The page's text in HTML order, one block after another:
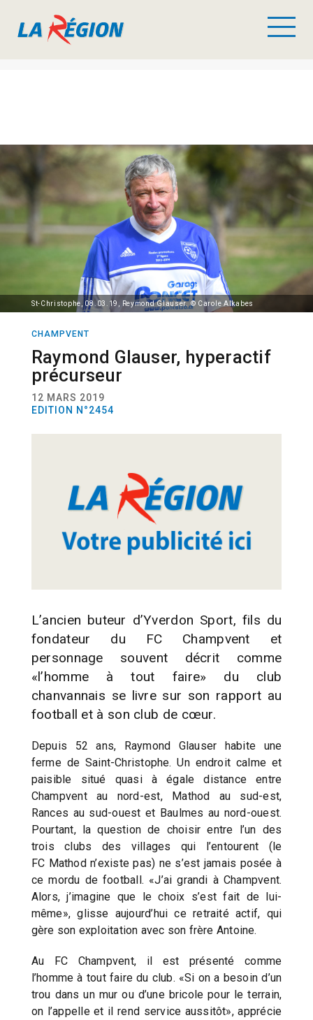
St-Christophe, 08.03.19, Reymond Glauser. © Carole Alkabes
CHAMPVENT
Raymond Glauser, hyperactif
précurseur
12 MARS 2019
EDITION N°2454
L’ancien buteur d’Yverdon Sport, fils du
fondateur du FC Champvent et
personnage souvent décrit comme
«l’homme à tout faire» du club
chanvannais se livre sur son rapport au
football et à son club de cœur.
Depuis 52 ans, Raymond Glauser habite une
ferme de Saint-Christophe. Un endroit calme et
paisible situé quasi à égale distance entre
Champvent au nord-est, Mathod au sud-est,
Rances au sud-ouest et Baulmes au nord-ouest.
Pourtant, la question de choisir entre l’un des
trois clubs des villages qui l’entourent (le
FC Mathod n’existe pas) ne s’est jamais posée à
ce mordu de football. «J’ai grandi à Champvent.
Alors, j’imagine que le choix s’est fait de lui-
même», glisse aujourd’hui ce retraité actif, qui
gère son exploitation avec son frère Antoine.
Au FC Champvent, il est présenté comme
l’homme à tout faire du club. «Si on a besoin d’un
trou dans un mur ou d’une bricole pour le terrain,
on l’appelle et il rend service aussitôt», apprécie